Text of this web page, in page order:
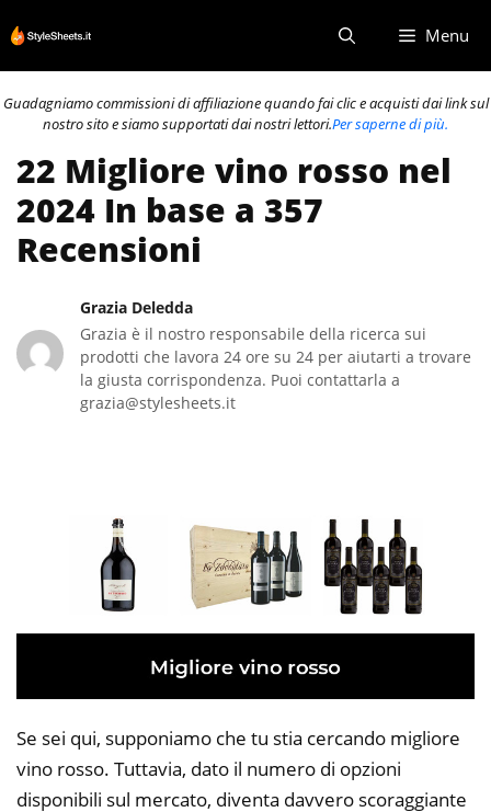
al
contenuto
Menu
Guadagniamo commissioni di affiliazione quando fai clic e acquisti dai link sul
nostro sito e siamo supportati dai nostri lettori.Per saperne di più.
22 Migliore vino rosso nel
2024 In base a 357
Recensioni
Grazia Deledda
Grazia è il nostro responsabile della ricerca sui
prodotti che lavora 24 ore su 24 per aiutarti a trovare
la giusta corrispondenza. Puoi contattarla a
grazia@stylesheets.it
Se sei qui, supponiamo che tu stia cercando migliore
vino rosso. Tuttavia, dato il numero di opzioni
disponibili sul mercato, diventa davvero scoraggiante